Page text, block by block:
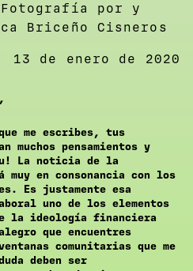
por y
Briceño Cisneros
13 de enero de 2020
me escribes, tus
muchos pensamientos y
La noticia de la
muy en consonancia con los
Es justamente esa
uno de los elementos
la ideología financiera
que encuentres
comunitarias que me
deben ser